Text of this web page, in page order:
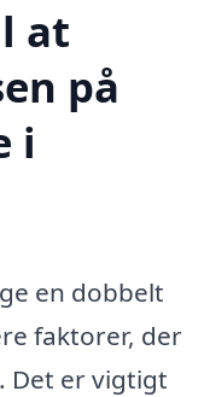
at
på
i
en dobbelt
faktorer, der
Det er vigtigt